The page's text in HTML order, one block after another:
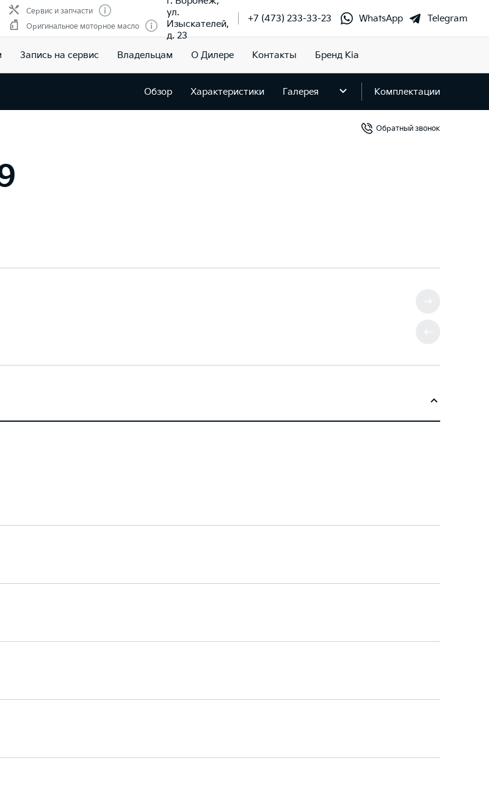
Сервис и запчасти
Оригинальное моторное масло
ул.
Изыскателей,
д. 23
+7 (473) 233-33-23 WhatsApp Telegram
Запись на сервис Владельцам О Дилере Контакты Бренд Kia
Обзор Характеристики Галерея Комплектации
Обратный звонок